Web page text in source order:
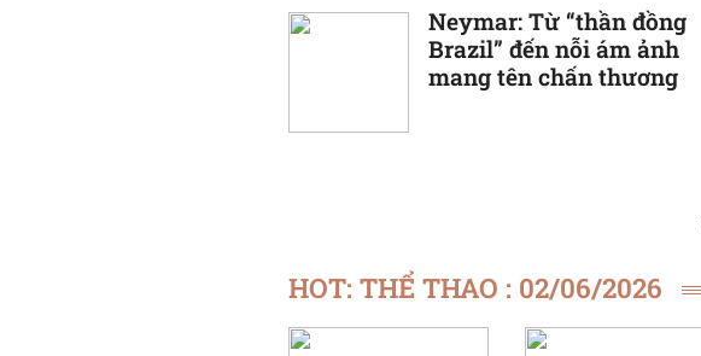
Neymar: Từ “thần đồng
Brazil” đến nỗi ám ảnh
mang tên chấn thương
HOT: THỂ THAO : 02/06/2026